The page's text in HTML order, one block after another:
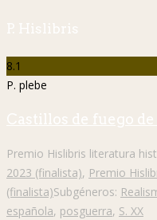
P. Hislibris
8.1
P. plebe
Castillos de fuego
Premio Hislibris literatura
2023 (finalista), Premio
(finalista)Subgéneros:
española, posguerra, S. XX